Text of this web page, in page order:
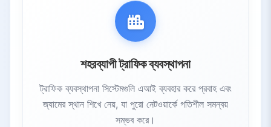
শহরব্যাপী ট্রাফিক ব্যবস্থাপনা
ট্রাফিক ব্যবস্থাপনা সিস্টেমগুলি এআই ব্যবহার করে প্রবাহ এবং
জ্যামের স্থান শিখে নেয়, যা পুরো নেটওয়ার্কে গতিশীল সমন্বয়
সম্ভব করে।